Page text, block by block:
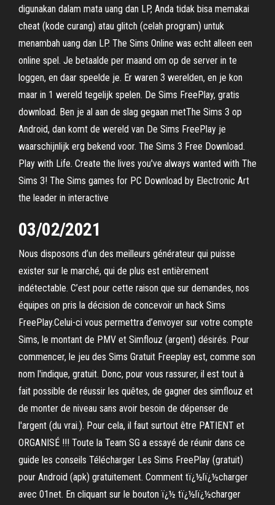
digunakan dalam mata uang dan LP, Anda tidak bisa memakai
cheat (kode curang) atau glitch (celah program) untuk
menambah uang dan LP. The Sims Online was echt alleen een
online spel. Je betaalde per maand om op de server in te
loggen, en daar speelde je. Er waren 3 werelden, en je kon
maar in 1 wereld tegelijk spelen. De Sims FreePlay, gratis
download. Ben je al aan de slag gegaan metThe Sims 3 op
Android, dan komt de wereld van De Sims FreePlay je
waarschijnlijk erg bekend voor. The Sims 3 Free Download.
Play with Life. Create the lives you've always wanted with The
Sims 3! The Sims games for PC Download by Electronic Art
the leader in interactive
03/02/2021
Nous disposons d’un des meilleurs générateur qui puisse
exister sur le marché, qui de plus est entièrement
indétectable. C’est pour cette raison que sur demandes, nos
équipes on pris la décision de concevoir un hack Sims
FreePlay.Celui-ci vous permettra d’envoyer sur votre compte
Sims, le montant de PMV et Simflouz (argent) désirés. Pour
commencer, le jeu des Sims Gratuit Freeplay est, comme son
nom l'indique, gratuit. Donc, pour vous rassurer, il est tout à
fait possible de réussir les quêtes, de gagner des simflouz et
de monter de niveau sans avoir besoin de dépenser de
l'argent (du vrai.). Pour cela, il faut surtout être PATIENT et
ORGANISÉ !!! Toute la Team SG a essayé de réunir dans ce
guide les conseils Télécharger Les Sims FreePlay (gratuit)
pour Android (apk) gratuitement. Comment tï¿½lï¿½charger
avec 01net. En cliquant sur le bouton ï¿½ tï¿½lï¿½charger